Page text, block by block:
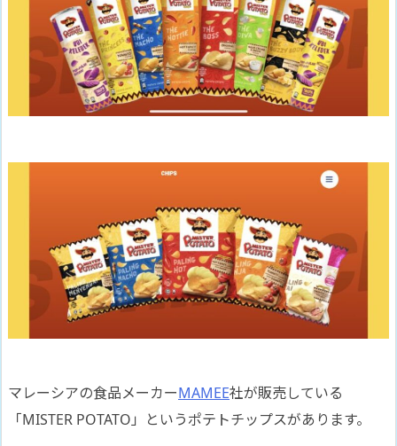
マレーシアの食品メーカーMAMEE社が販売している
「MISTER POTATO」というポテトチップスがあります。